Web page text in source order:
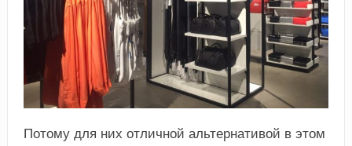
Потому для них отличной альтернативой в этом